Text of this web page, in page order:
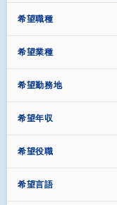
希望職種
希望業種
希望勤務地
希望年収
希望役職
希望言語